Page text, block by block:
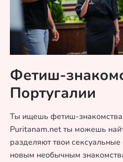
Фетиш-
Португалии
Ты ищешь фетиш-знакомства
Puritanam.net ты можешь
разделяют твои
новым необычным